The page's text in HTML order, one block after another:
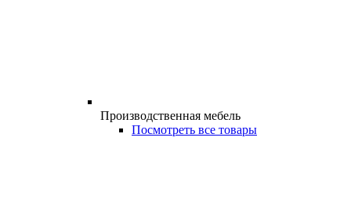
Производственная мебель
Посмотреть все товары